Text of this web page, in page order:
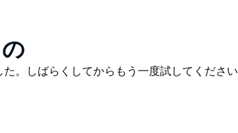
た。しばらくしてからもう一度試してください